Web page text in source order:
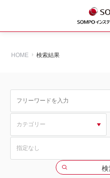
HOME 検索結果